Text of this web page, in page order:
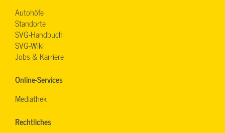
Autohöfe
Standorte
SVG-Handbuch
SVG-Wiki
Jobs & Karriere
Online-Services
Mediathek
Rechtliches